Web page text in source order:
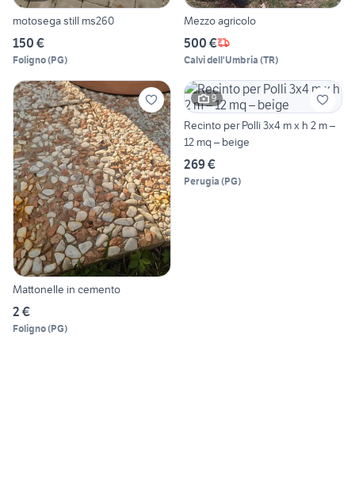
motosega still ms260
150 €
Foligno(PG)
Mezzo agricolo
500 €
Calvi dell'Umbria (TR)
Mattonelle in cemento
2 €
Foligno(PG)
9
Recinto per Polli 3x4 m x h 2 m –
12 mq – beige
269 €
Perugia (PG)